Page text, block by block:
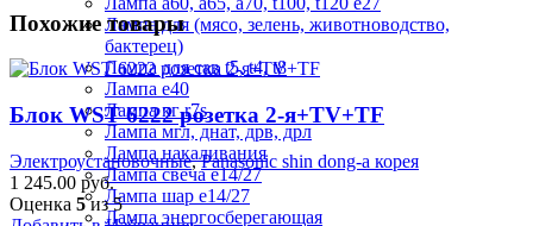
Лампа для (мясо, зелень, животноводство,
бактерец)
Лампа для сав t5, t4, t8
Лампа е40
Лампа кг r7s
Лампа мгл, днат, дрв, дрл
Лампа накаливания
Лампа свеча е14/27
Лампа шар е14/27
Лампа энергосберегающая
Похожие товары
Блок WST 6222 розетка 2-я+TV+TF
Электроустановочные,Panasonic shin dong-a корея
1 245.00 руб.
Оценка 5из 5